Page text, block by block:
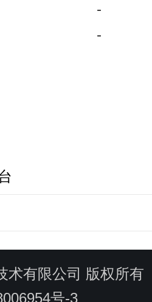
-
-
术有限公司 版权所有
号-3